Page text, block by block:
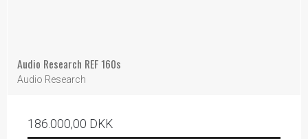
Audio Research REF 160s
Audio Research
186.000,00 DKK